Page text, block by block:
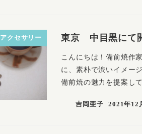
アクセサリー 東京 中目黒にて
こんにちは！備前焼作
に、素朴で渋いイメー
備前焼の魅力を提案し
吉岡亜子 2021年12